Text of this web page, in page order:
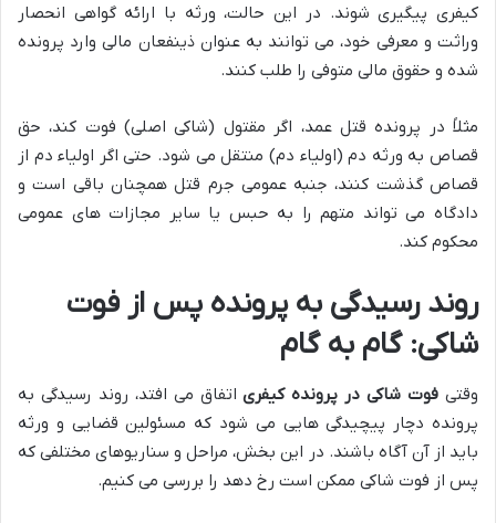
کیفری پیگیری شوند. در این حالت، ورثه با ارائه گواهی انحصار
وراثت و معرفی خود، می توانند به عنوان ذینفعان مالی وارد پرونده
شده و حقوق مالی متوفی را طلب کنند.
مثلاً در پرونده قتل عمد، اگر مقتول (شاکی اصلی) فوت کند، حق
قصاص به ورثه دم (اولیاء دم) منتقل می شود. حتی اگر اولیاء دم از
قصاص گذشت کنند، جنبه عمومی جرم قتل همچنان باقی است و
دادگاه می تواند متهم را به حبس یا سایر مجازات های عمومی
محکوم کند.
روند رسیدگی به پرونده پس از فوت
شاکی: گام به گام
وقتی فوت شاکی در پرونده کیفریاتفاق می افتد، روند رسیدگی به
پرونده دچار پیچیدگی هایی می شود که مسئولین قضایی و ورثه
باید از آن آگاه باشند. در این بخش، مراحل و سناریوهای مختلفی که
پس از فوت شاکی ممکن است رخ دهد را بررسی می کنیم.